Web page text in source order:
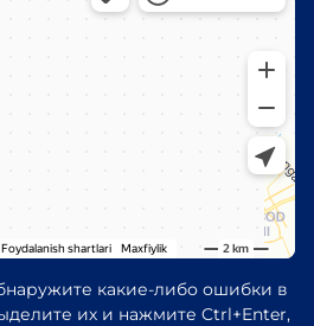
какие-либо ошибки в
их и нажмите Ctrl+Enter,